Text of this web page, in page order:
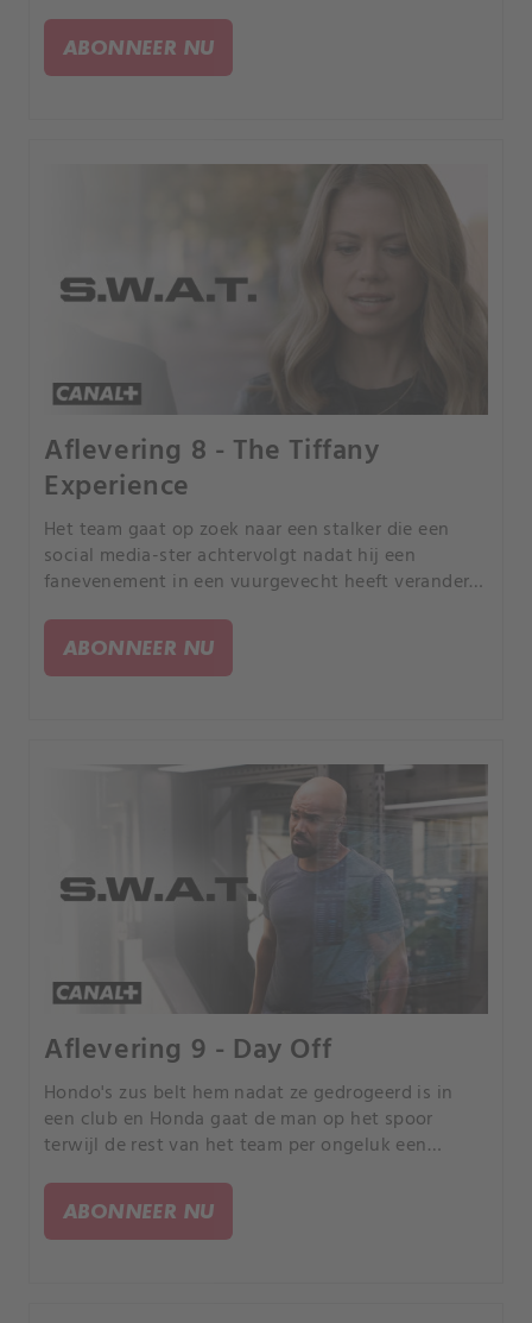
Arizona gestuurd om S.
ABONNEER NU
Aflevering 8 - The Tiffany
Experience
Het team gaat op zoek naar een stalker die een
social media-ster achtervolgt nadat hij een
fanevenement in een vuurgevecht heeft veranderd.
ABONNEER NU
Aflevering 9 - Day Off
Hondo's zus belt hem nadat ze gedrogeerd is in
een club en Honda gaat de man op het spoor
terwijl de rest van het team per ongeluk een
te zijn bij een klopjacht door de hele staat.
ABONNEER NU